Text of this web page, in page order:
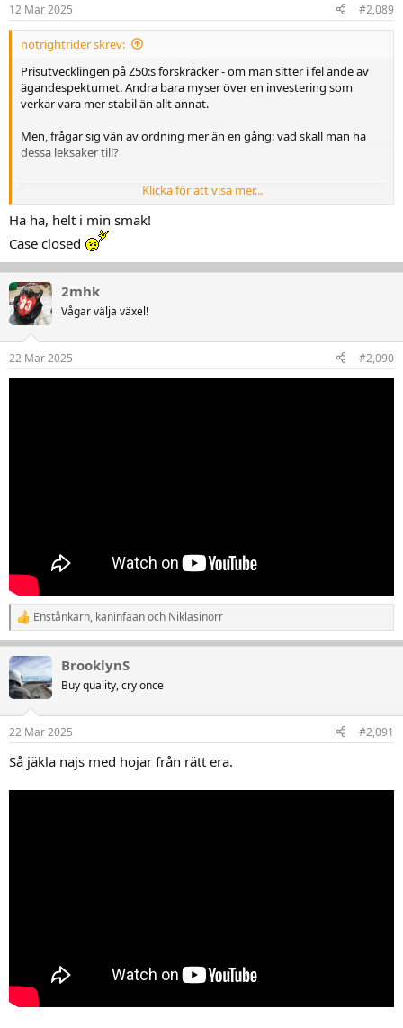
e
r
12 Mar 2025 #2,089
notrightrider skrev:
Prisutvecklingen på Z50:s förskräcker - om man sitter i fel ände av
ägandespektumet. Andra bara myser över en investering som
verkar vara mer stabil än allt annat.
Men, frågar sig vän av ordning mer än en gång: vad skall man ha
dessa leksaker till?
Z50R FUNNY - mini bike, big fun #automobile #motorcycle #funny #fail #music #rock #hotdog #HD #honda
Se alla dina favoriter bland videor och musik, ladda upp
originalinnehåll och dela allt med vänner, familj och hela
världen på YouTube.
youtube.com
Varsågoda - där var svaret.
Klicka för att visa mer...
Ha ha, helt i min smak!
Case closed
2mhk
Vågar välja växel!
22 Mar 2025 #2,090
R
e
k
t
i
e
r
:
Enstånkarn, kaninfaanoch Niklasinorr
BrooklynS
Buy quality, cry once
22 Mar 2025 #2,091
Så jäkla najs med hojar från rätt era.